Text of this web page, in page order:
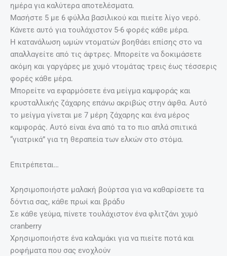
ημέρα για καλύτερα αποτελέσματα.
Μασήστε 5 με 6 φύλλα βασιλικού και πιείτε λίγο νερό.
Κάνετε αυτό για τουλάχιστον 5-6 φορές κάθε μέρα.
Η κατανάλωση ωμών ντοματών βοηθάει επίσης στο να
απαλλαγείτε από τις άφτρες. Μπορείτε να δοκιμάσετε
ακόμη και γαργάρες με χυμό ντομάτας τρεις έως τέσσερις
φορές κάθε μέρα.
Μπορείτε να εφαρμόσετε ένα μείγμα καμφοράς και
κρυσταλλικής ζάχαρης επάνω ακριβώς στην άφθα. Αυτό
το μείγμα γίνεται με 7 μέρη ζάχαρης και ένα μέρος
καμφοράς. Αυτό είναι ένα από τα το πιο απλά σπιτικά
“γιατρικά” για τη θεραπεία των ελκών στο στόμα.
Επιτρέπεται…
Χρησιμοποιήστε μαλακή βούρτσα για να καθαρίσετε τα
δόντια σας, κάθε πρωί και βράδυ
Σε κάθε γεύμα, πίνετε τουλάχιστον ένα φλιτζάνι χυμό
cranberry
Χρησιμοποιήστε ένα καλαμάκι για να πιείτε ποτά και
ροφήματα που σας ενοχλούν